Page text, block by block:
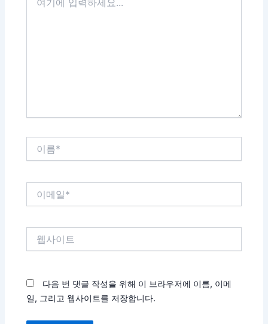
다음 번 댓글 작성을 위해 이 브라우저에 이름, 이메
일, 그리고 웹사이트를 저장합니다.